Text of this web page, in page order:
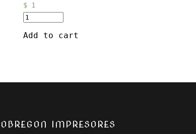
$1
Add to cart
OBREGON IMPRESORES